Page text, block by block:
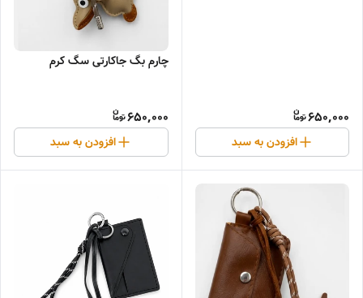
650,000
افزودن به سبد
چارم بگ جاکارتی سگ کرم
650,000
افزودن به سبد